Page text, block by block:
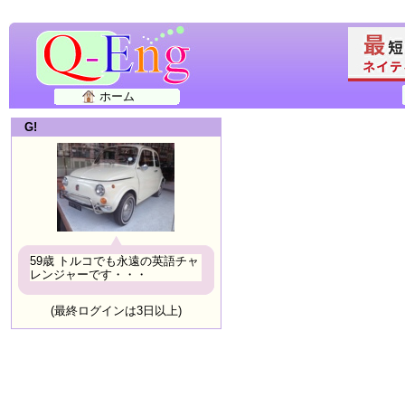
ホーム
G!
59歳 トルコでも永遠の英語チャ
レンジャーです・・・
(最終ログインは3日以上)